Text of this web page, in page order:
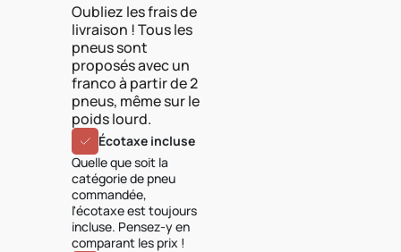
Oubliez les frais de
livraison ! Tous les
pneus sont
proposés avec un
franco à partir de 2
pneus, même sur le
poids lourd.
Écotaxe incluse
Quelle que soit la
catégorie de pneu
commandée,
l'écotaxe est toujours
incluse. Pensez-y en
comparant les prix !